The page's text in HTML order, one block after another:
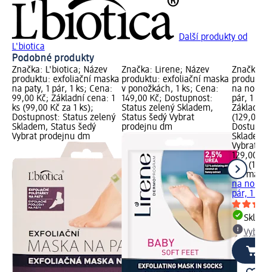
Další produkty od
L'biotica
Podobné produkty
Značka: L'biotica; Název
produktu: exfoliační maska
na paty, 1 pár, 1 ks; Cena:
99,00 Kč; Základní cena: 1
ks (99,00 Kč za 1 ks);
Dostupnost: Status zelený
Skladem, Status šedý
Vybrat prodejnu dm
Značka: Lirene; Název
produktu: exfoliační maska
v ponožkách, 1 ks; Cena:
149,00 Kč; Dostupnost:
Status zelený Skladem,
Status šedý Vybrat
prodejnu dm
Značka:
na nohy
pár, 1
Základní
(129,00
Vybrat
129,00
1 ks
na nohy
pár, 1 ks